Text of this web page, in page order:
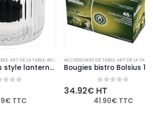
DE LA TABLE,BOUGIES ET PHOTOPHORES ,NON-PALETTISABLE
Photophores style lanterne Olympia (lot de 6)
5
ACCESSOIRES DE TABLE,ART DE LA TABLE,BOUGIES ET PHOTOPHORES
Bougies bistro Bolsius 177mm blanches (Lot de 45)
0out of 5
34.92€HT
€TTC